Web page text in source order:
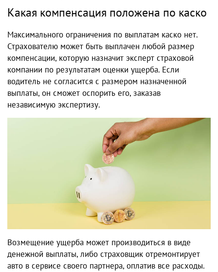
Какая компенсация положена по каско
Максимального ограничения по выплатам каско нет.
Страхователю может быть выплачен любой размер
компенсации, которую назначит эксперт страховой
компании по результатам оценки ущерба. Если
водитель не согласится с размером назначенной
выплаты, он сможет оспорить его, заказав
независимую экспертизу.
Возмещение ущерба может производиться в виде
денежной выплаты, либо страховщик отремонтирует
авто в сервисе своего партнера, оплатив все расходы.